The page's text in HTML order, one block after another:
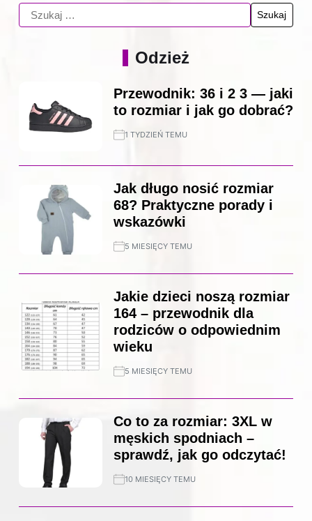
Odzież
Przewodnik: 36 i 2 3 — jaki
to rozmiar i jak go dobrać?
1 TYDZIEŃ TEMU
Jak długo nosić rozmiar
68? Praktyczne porady i
wskazówki
5 MIESIĘCY TEMU
Jakie dzieci noszą rozmiar
164 – przewodnik dla
rodziców o odpowiednim
wieku
5 MIESIĘCY TEMU
Co to za rozmiar: 3XL w
męskich spodniach –
sprawdź, jak go odczytać!
10 MIESIĘCY TEMU